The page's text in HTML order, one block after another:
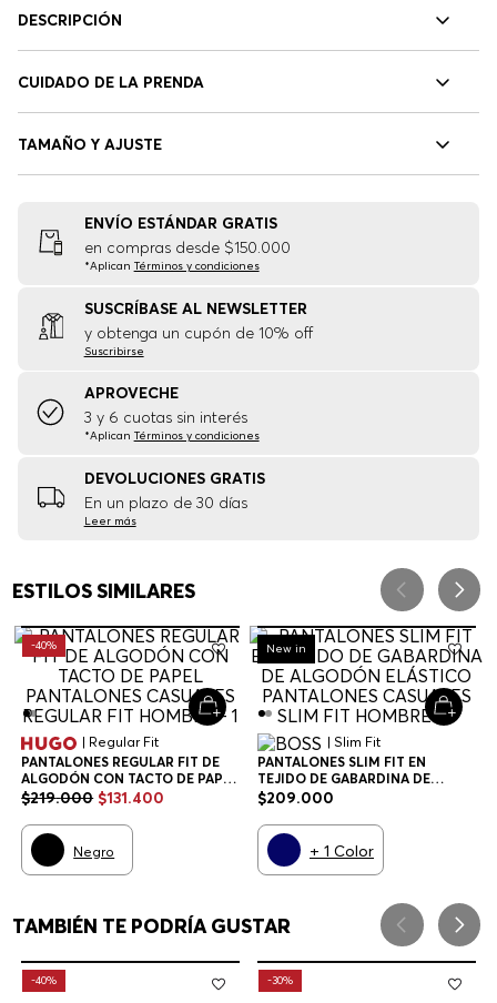
DESCRIPCIÓN
CUIDADO DE LA PRENDA
TAMAÑO Y AJUSTE
ENVÍO ESTÁNDAR GRATIS
en compras desde $150.000
*Aplican Términos y condiciones
SUSCRÍBASE AL NEWSLETTER
y obtenga un cupón de 10% off
Suscribirse
APROVECHE
3 y 6 cuotas sin interés
*Aplican Términos y condiciones
DEVOLUCIONES GRATIS
En un plazo de 30 días
Leer más
ESTILOS SIMILARES
-40%
| Regular Fit
PANTALONES REGULAR FIT DE
ALGODÓN CON TACTO DE PAPEL
PANTALONES CASUALES
$219.000 $131.400
Negro
New in
| Slim Fit
PANTALONES SLIM FIT EN
TEJIDO DE GABARDINA DE
ALGODÓN ELÁSTICO
FIT HOMBRE
$209.000
+ 1 Color
TAMBIÉN TE PODRÍA GUSTAR
-40% -30%